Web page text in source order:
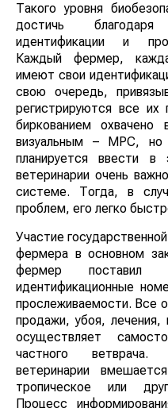
Такого уровня
достичь
идентификации и
Каждый фермер,
имеют свои
свою очередь,
регистрируются все их
биркованием
визуальным – МРС,
планируется ввести в
ветеринарии очень
системе. Тогда, в
проблем, его легко
Участие
фермера в основном
фермер
идентификационные
прослеживаемости. Все
продажи, убоя, лечения,
осуществляет
частного ветврача.
ветеринарии
тропическое или
Процесс